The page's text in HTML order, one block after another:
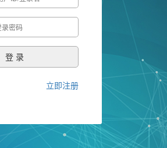
立即注册